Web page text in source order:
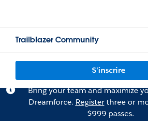
Trailblazer Community
S'inscrire
Bring your team and maximize
Dreamforce. Registerthree or
$999 passes.